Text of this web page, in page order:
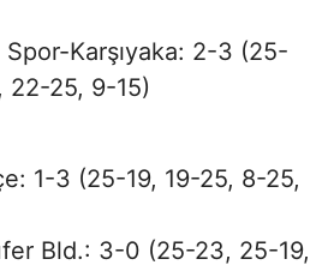
Karşıyaka: 2-3 (25-
22-25, 9-15)
1-3 (25-19, 19-25, 8-25,
Bld.: 3-0 (25-23, 25-19,